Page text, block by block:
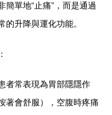
單地“止痛”，而是通過
升降與運化功能。
者常表現為胃部隱隱作
著會舒服），空腹時疼痛